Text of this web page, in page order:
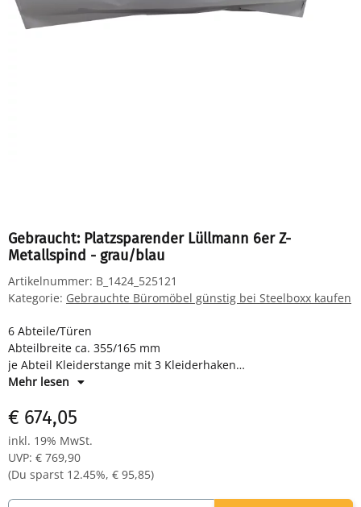
Gebraucht: Platzsparender Lüllmann 6er Z-
Metallspind - grau/blau
Artikelnummer: B_1424_525121
Kategorie: Gebrauchte Büromöbel günstig bei Steelboxx kaufen
6 Abteile/Türen
Abteilbreite ca. 355/165 mm
je Abteil Kleiderstange mit 3 Kleiderhaken
Drehriegelverschluss für Vorhangschloss
Farbe: Korpus RAL 7035 lichtgrau, Türen RAL 5010 enzianblau -
pulverbeschichtet
Komplett montiert und verschweißt - sofort einsatzbereit
Mehr lesen
€ 674,05
inkl. 19% MwSt.
UVP: € 769,90
(Du sparst 12.45%, € 95,85)